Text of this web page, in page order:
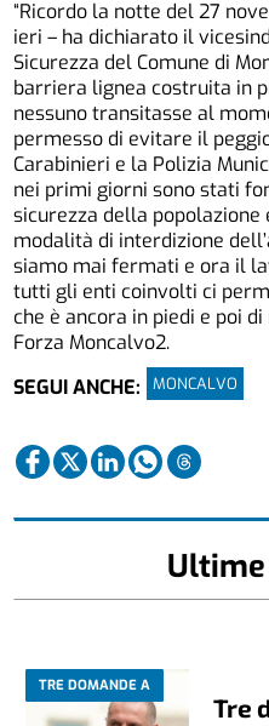
“Ricordo la notte del 27
ieri – ha dichiarato il
Sicurezza del Comune di
barriera lignea costruita in
nessuno transitasse al
permesso di evitare il
Carabinieri e la Polizia
nei primi giorni sono stati
sicurezza della
modalità di interdizione
siamo mai fermati e ora il
tutti gli enti coinvolti ci
che è ancora in piedi e poi
Forza Moncalvo2.
SEGUI ANCHE:
MONCALVO
TRE DOMANDE A
Tre